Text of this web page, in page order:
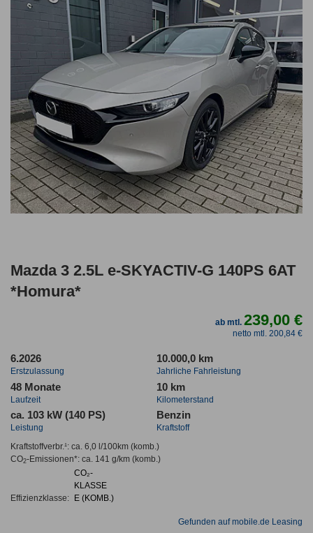
Mazda 3 2.5L e-SKYACTIV-G 140PS 6AT
*Homura*
ab mtl.239,00 €
netto mtl. 200,84 €
6.2026
Erstzulassung
10.000,0 km
Jahrliche Fahrleistung
48 Monate
Laufzeit
10 km
Kilometerstand
ca. 103 kW (140 PS)
Leistung
Benzin
Kraftstoff
Kraftstoffverbr.¹: ca. 6,0 l/100km(komb.)
CO2-Emissionen*: ca. 141 g/km(komb.)
Effizienzklasse:
CO₂-
KLASSE
E (KOMB.)
Gefunden auf mobile.de Leasing